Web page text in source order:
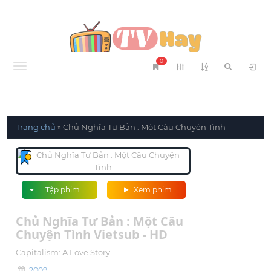
Menu
0
Trang chủ »Chủ Nghĩa Tư Bản : Một Câu Chuyện Tình
Xem phim
Tập phim
Chủ Nghĩa Tư Bản : Một Câu
Chuyện Tình Vietsub - HD
Capitalism: A Love Story